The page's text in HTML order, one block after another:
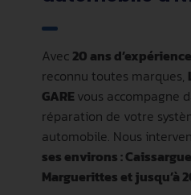
Avec 20 ans d’expérience
reconnu toutes marques,
GARE vous accompagne
réparation de votre
automobile. Nous
ses environs :
Marguerittes et jusqu’à